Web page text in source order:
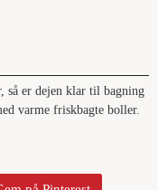
så er dejen klar til bagning
varme friskbagte boller.